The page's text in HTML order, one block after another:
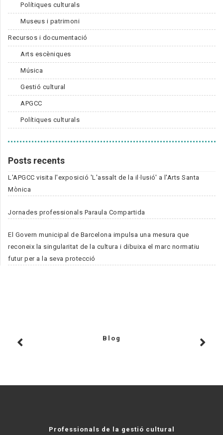
Polítiques culturals
Museus i patrimoni
Recursos i documentació
Arts escèniques
Música
Gestió cultural
APGCC
Polítiques culturals
Posts recents
L'APGCC visita l'exposició 'L'assalt de la il·lusió' a l'Arts Santa
Mònica
Jornades professionals Paraula Compartida
El Govern municipal de Barcelona impulsa una mesura que
reconeix la singularitat de la cultura i dibuixa el marc normatiu
futur per a la seva protecció
Blog
Professionals de la gestió cultural